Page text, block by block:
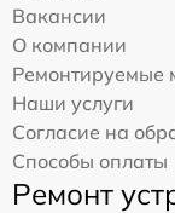
Вакансии
О компании
Ремонтируемые
Наши услуги
Согласие на
Способы оплаты
Ремонт